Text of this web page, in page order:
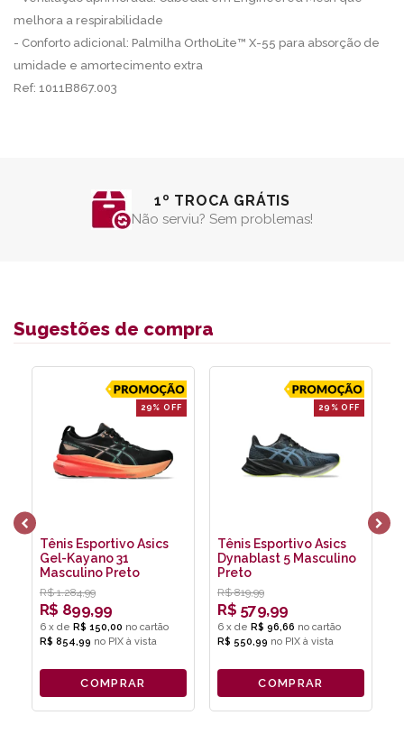
melhora a respirabilidade
- Conforto adicional: Palmilha OrthoLite™ X-55 para absorção de
umidade e amortecimento extra
Ref: 1011B867.003
1º TROCA GRÁTIS
Não serviu? Sem problemas!
Sugestões de compra
29% OFF
Tênis Esportivo Asics
Gel-Kayano 31
Masculino Preto
R$ 1.284,99
R$ 899,99
6 x de R$ 150,00
R$ 854,99 no PIX
COMPRAR
29% OFF
Tênis Esportivo Asics
Dynablast 5 Masculino
Preto
R$ 819,99
R$ 579,99
6 x de R$ 96,66
R$ 550,99 no PIX
COMPRAR